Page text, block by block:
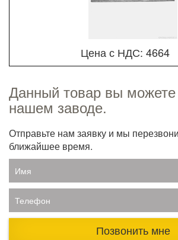
Цена с НДС: 4664
Данный товар вы можете
нашем заводе.
Отправьте нам заявку и мы
ближайшее время.
Имя
Телефон
Позвонить мне